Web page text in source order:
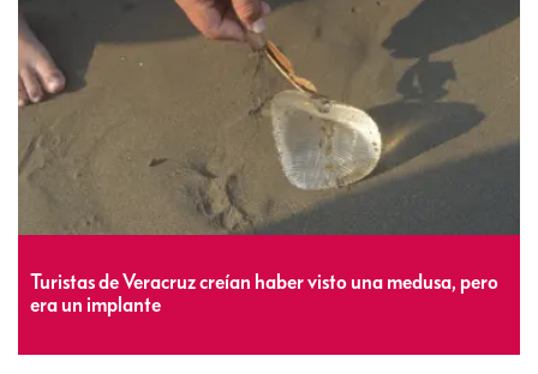
Turistas de Veracruz creían haber visto una medusa, pero
era un implante